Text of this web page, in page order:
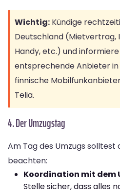
Wichtig: Kündige
Deutschland (Mietvertrag,
Handy, etc.) und
entsprechende Anbieter in
finnische Mobilfunkanbieter
Telia.
4. Der Umzugstag
Am Tag des Umzugs solltest
beachten:
Koordination mit dem
Stelle sicher, dass alles